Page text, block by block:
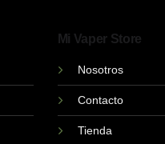
Mi Vaper Store
Nosotros
Contacto
Tienda